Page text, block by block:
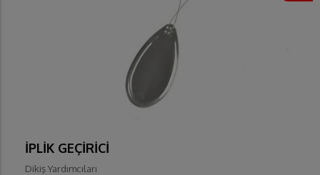
İPLİK GEÇİRİCİ
Dikiş Yardımcıları